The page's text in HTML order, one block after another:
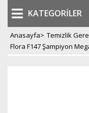
KATEGORILER
Anasayfa> Temizlik
Flora F147 Şampiyon